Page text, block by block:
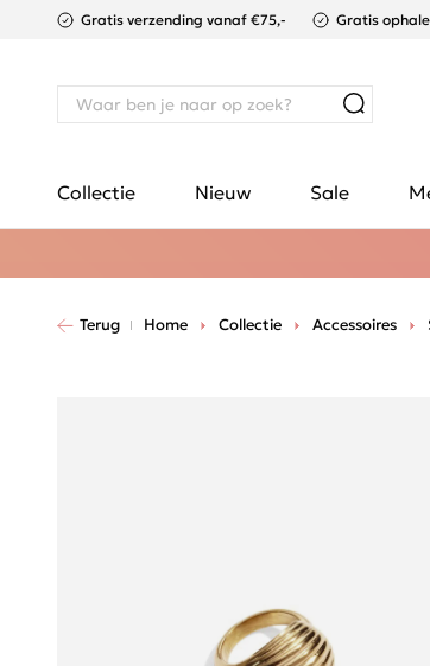
Gratis verzending vanaf €75,- Gratis
Collectie Nieuw Sale
Terug Home Collectie Accessoires